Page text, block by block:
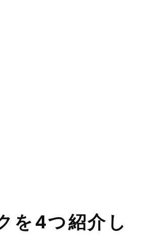
を4つ紹介し